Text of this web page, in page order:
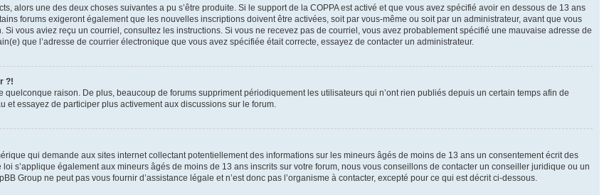
alors une des deux choses suivantes a pu s’être produite. Si le support de la COPPA est activé et que vous avez spécifié avoir en dessous de 13 ans
forums exigeront également que les nouvelles inscriptions doivent être activées, soit par vous-même ou soit par un administrateur, avant que vous
vous aviez reçu un courriel, consultez les instructions. Si vous ne recevez pas de courriel, vous avez probablement spécifié une mauvaise adresse de
que l’adresse de courrier électronique que vous avez spécifiée était correcte, essayez de contacter un administrateur.
?!
raison. De plus, beaucoup de forums suppriment périodiquement les utilisateurs qui n’ont rien publiés depuis un certain temps afin de
essayez de participer plus activement aux discussions sur le forum.
qui demande aux sites internet collectant potentiellement des informations sur les mineurs âgés de moins de 13 ans un consentement écrit des
s’applique également aux mineurs âgés de moins de 13 ans inscrits sur votre forum, nous vous conseillons de contacter un conseiller juridique ou un
Group ne peut pas vous fournir d’assistance légale et n’est donc pas l’organisme à contacter, excepté pour ce qui est décrit ci-dessous.